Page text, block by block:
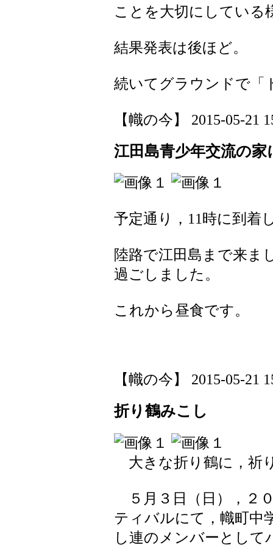
ことを大切にしている
結果発表は後ほど。
続いてグラウンドで「
【幟の今】 2015-05-21
江田島青少年交流の
予定通り，11時に到着
陸路で江田島まで来ま
過ごしました。
これから昼食です。
【幟の今】 2015-05-21
折り鶴みこし
大きな折り鶴に，祈
５月３日（日），２
ティバルにて，幟町中
し連のメンバーとして